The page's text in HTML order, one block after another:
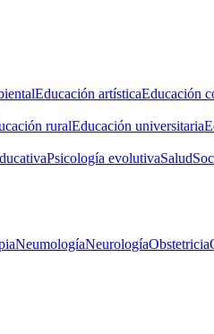
Educación artísticaEducación
ruralEducación universitaria
Psicología evolutivaSalud
NeumologíaNeurologíaObstetricia